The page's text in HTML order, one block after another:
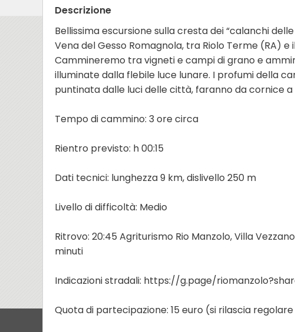
Descrizione
Bellissima escursione sulla cresta dei “calanchi
Vena del Gesso Romagnola, tra Riolo Terme (RA)
Cammineremo tra vigneti e campi di grano e
illuminate dalla flebile luce lunare. I profumi della
puntinata dalle luci delle città, faranno da cornice
Tempo di cammino: 3 ore circa
Rientro previsto: h 00:15
Dati tecnici: lunghezza 9 km, dislivello 250 m
Livello di difficoltà: Medio
Ritrovo: 20:45 Agriturismo Rio Manzolo, Villa
minuti
Indicazioni stradali: https://g.page/
Quota di partecipazione: 15 euro (si rilascia